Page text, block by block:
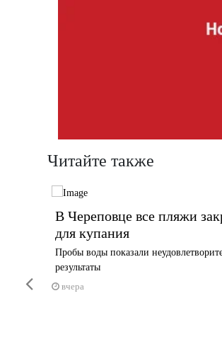
Читайте также
В Череповце все пляжи
для купания
Пробы воды показали
результаты
вчера